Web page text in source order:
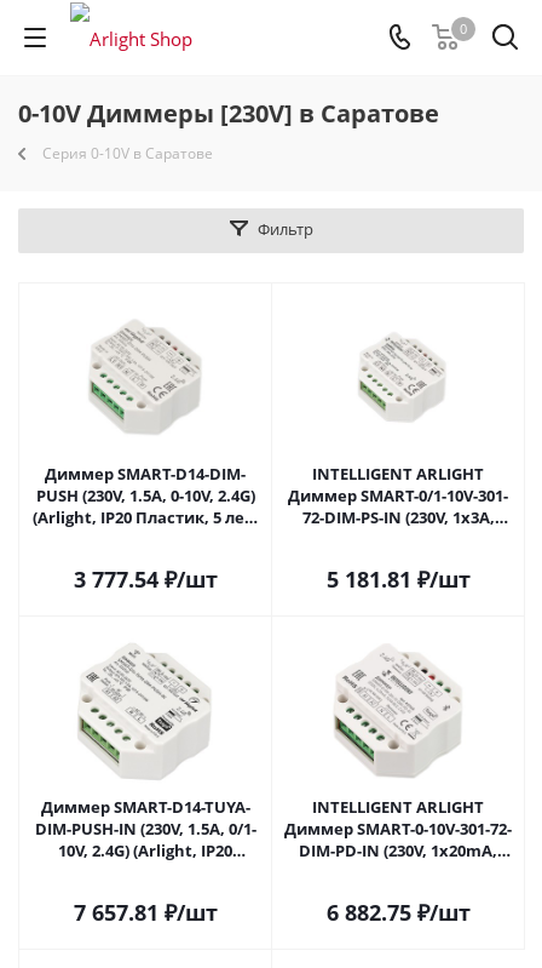
0
0-10V Диммеры [230V] в Саратове
Серия 0-10V в Саратове
Фильтр
Диммер SMART-D14-DIM-
PUSH (230V, 1.5А, 0-10V, 2.4G)
(Arlight, IP20 Пластик, 5 лет)
3 777.54₽/шт
INTELLIGENT ARLIGHT
Диммер SMART-0/1-10V-301-
72-DIM-PS-IN (230V, 1x3A,
5 181.81 ₽/шт
Диммер SMART-D14-TUYA-
DIM-PUSH-IN (230V, 1.5A, 0/1-
10V, 2.4G) (Arlight, IP20
7 657.81 ₽/шт
INTELLIGENT ARLIGHT
Диммер SMART-0-10V-301-72-
DIM-PD-IN (230V, 1x20mA,
Саратове
6 882.75₽/шт